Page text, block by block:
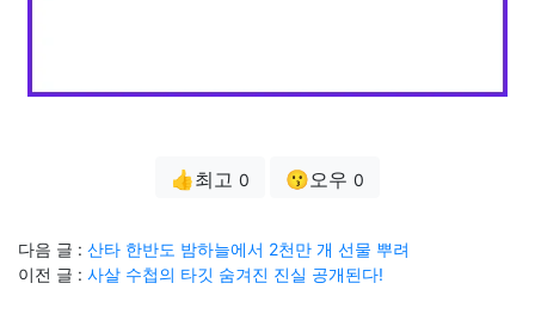
👍최고 0 😗오우 0
다음 글 : 산타 한반도 밤하늘에서 2천만 개 선물 뿌려
이전 글 : 사살 수첩의 타깃 숨겨진 진실 공개된다!